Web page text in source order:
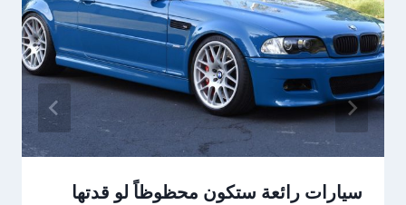
سيارات رائعة ستكون محظوظاً لو قدتها